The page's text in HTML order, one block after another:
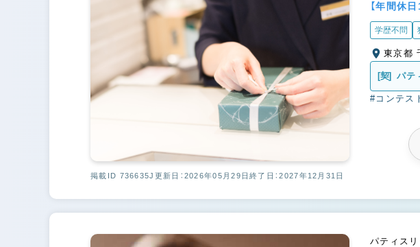
【年間休
学歴不問
[契] パテ
#コンテス
掲載ID 736635J 更新日：2026年05月29日終了日：2027年12月31日
パティスリ